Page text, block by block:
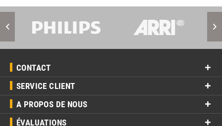
CONTACT
SERVICE CLIENT
A PROPOS DE NOUS
ÉVALUATIONS